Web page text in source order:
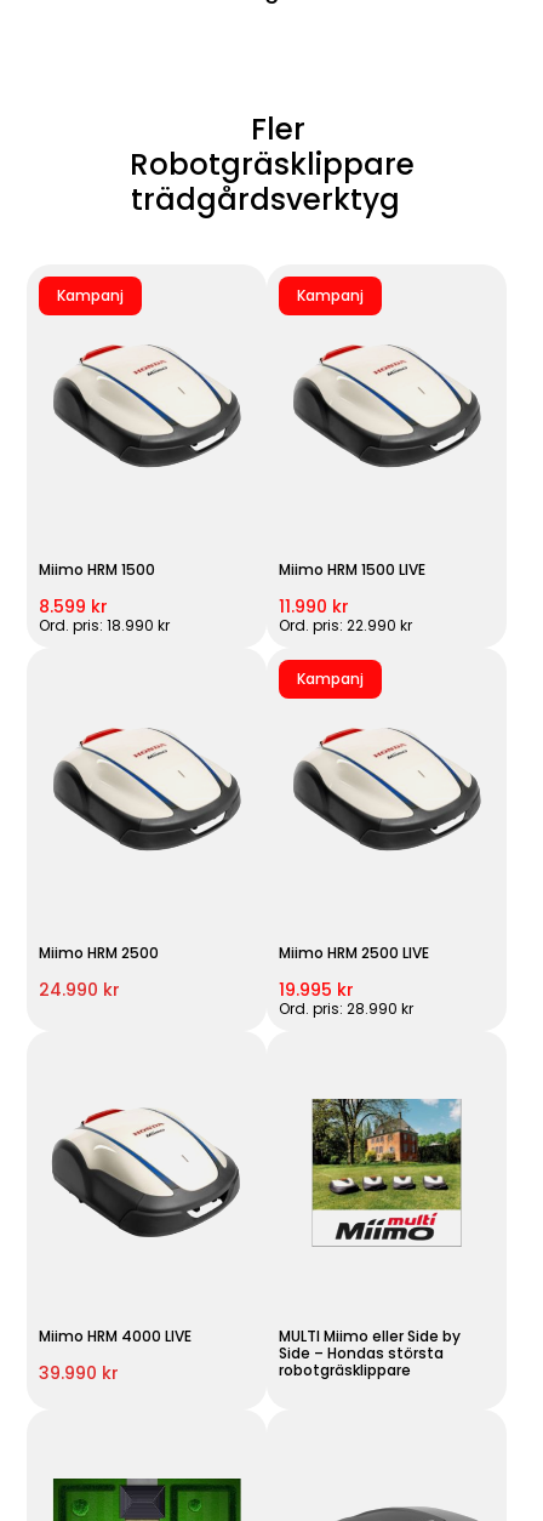
Fler
Robotgräsklippare
trädgårdsverktyg
Kampanj
Miimo HRM 1500
8.599 kr
Ord. pris: 18.990 kr
Kampanj
Miimo HRM 1500 LIVE
11.990 kr
Ord. pris: 22.990 kr
Miimo HRM 2500
24.990 kr
Kampanj
Miimo HRM 2500 LIVE
19.995 kr
Ord. pris: 28.990 kr
Miimo HRM 4000 LIVE
39.990 kr
MULTI Miimo eller Side by
Side – Hondas största
robotgräsklippare